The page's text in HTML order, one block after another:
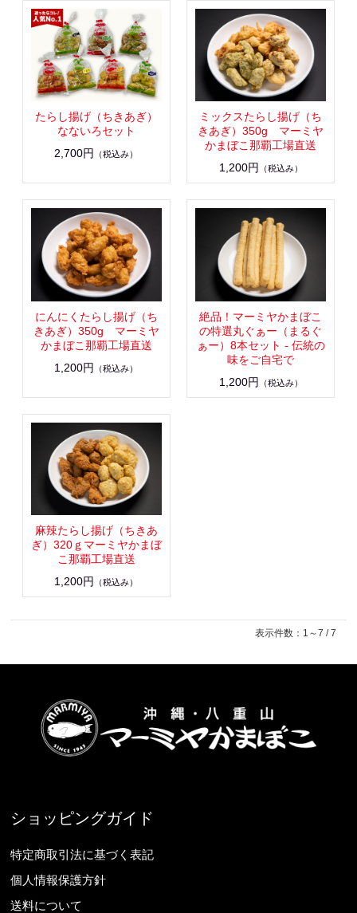
たらし揚げ（ちきあぎ）
なないろセット
2,700円
（税込み）
ミックスたらし揚げ（ち
きあぎ）350g マーミヤ
かまぼこ那覇工場直送
1,200円
（税込み）
にんにくたらし揚げ（ち
きあぎ）350g マーミヤ
かまぼこ那覇工場直送
1,200円
（税込み）
絶品！マーミヤかまぼこ
の特選丸ぐぁー（まるぐ
ぁー）8本セット - 伝統の
味をご自宅で
1,200円
（税込み）
麻辣たらし揚げ（ちきあ
ぎ）320ｇマーミヤかまぼ
こ那覇工場直送
1,200円
（税込み）
表示件数：1～7 / 7
ショッピングガイド
特定商取引法に基づく表記
個人情報保護方針
送料について